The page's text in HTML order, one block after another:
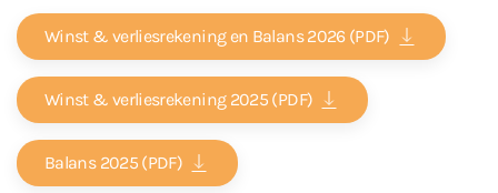
Winst & verliesrekening en Balans 2026 (PDF)
Winst & verliesrekening 2025 (PDF)
Balans 2025 (PDF)